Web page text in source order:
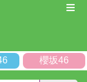
櫻坂46